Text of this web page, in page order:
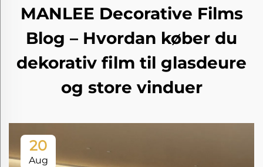
MANLEE Decorative Films
Blog – Hvordan køber du
dekorativ film til glasdeure
og store vinduer
20
Aug